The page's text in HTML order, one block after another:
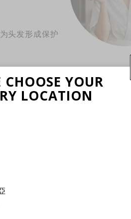
CHOOSE YOUR
LOCATION
毛巾更换为超细纤维毛巾。湿发
，在不损伤发丝的前提下加速自
以保持秀发柔软、强韧与光泽。
纤维毛巾
头发形成保护